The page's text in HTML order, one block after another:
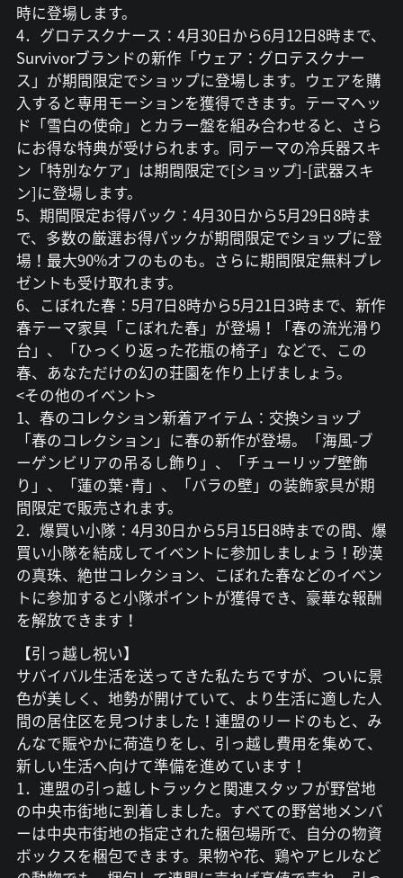
時に登場します。
4．グロテスクナース：4月30日から6月12日8時まで、
Survivorブランドの新作「ウェア：グロテスクナー
ス」が期間限定でショップに登場します。ウェアを購
入すると専用モーションを獲得できます。テーマヘッ
ド「雪白の使命」とカラー盤を組み合わせると、さら
にお得な特典が受けられます。同テーマの冷兵器スキ
ン「特別なケア」は期間限定で[ショップ]-[武器スキ
ン]に登場します。
5、期間限定お得パック：4月30日から5月29日8時ま
で、多数の厳選お得パックが期間限定でショップに登
場！最大90%オフのものも。さらに期間限定無料プレ
ゼントも受け取れます。
6、こぼれた春：5月7日8時から5月21日3時まで、新作
春テーマ家具「こぼれた春」が登場！「春の流光滑り
台」、「ひっくり返った花瓶の椅子」などで、この
春、あなただけの幻の荘園を作り上げましょう。
<その他のイベント>
1、春のコレクション新着アイテム：交換ショップ
「春のコレクション」に春の新作が登場。「海風-ブ
ーゲンビリアの吊るし飾り」、「チューリップ壁飾
り」、「蓮の葉･青」、「バラの壁」の装飾家具が期
間限定で販売されます。
2．爆買い小隊：4月30日から5月15日8時までの間、爆
買い小隊を結成してイベントに参加しましょう！砂漠
の真珠、絶世コレクション、こぼれた春などのイベン
トに参加すると小隊ポイントが獲得でき、豪華な報酬
を解放できます！
【引っ越し祝い】
サバイバル生活を送ってきた私たちですが、ついに景
色が美しく、地勢が開けていて、より生活に適した人
間の居住区を見つけました！連盟のリードのもと、み
んなで賑やかに荷造りをし、引っ越し費用を集めて、
新しい生活へ向けて準備を進めています！
1．連盟の引っ越しトラックと関連スタッフが野営地
の中央市街地に到着しました。すべての野営地メンバ
ーは中央市街地の指定された梱包場所で、自分の物資
ボックスを梱包できます。果物や花、鶏やアヒルなど